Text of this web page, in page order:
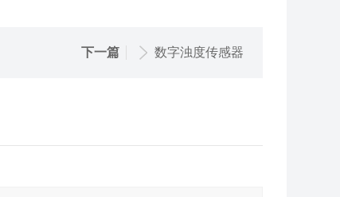
下一篇 数字浊度传感器